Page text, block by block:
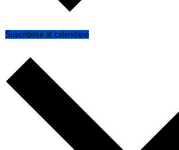
Suscribirse al calendario